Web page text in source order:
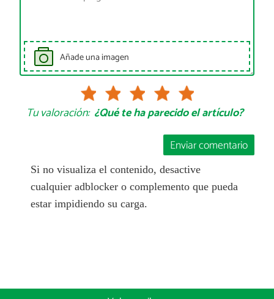
Añade una imagen
Tu valoración: ¿Qué te ha parecido el artículo?
Enviar comentario
Si no visualiza el contenido, desactive
cualquier adblocker o complemento que pueda
estar impidiendo su carga.